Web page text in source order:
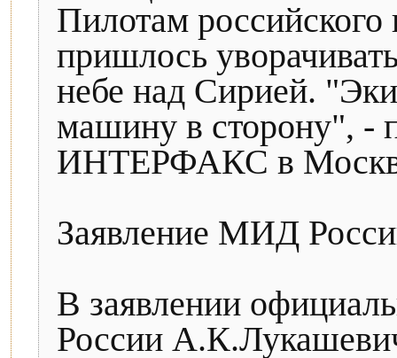
Пилотам российского
пришлось
небе над Сирией.
машину в сторону", -
ИНТЕРФАКС в
Заявление МИД
В заявлении
России